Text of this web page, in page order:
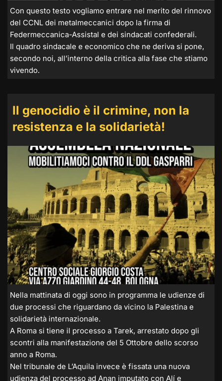
Con questo testo vogliamo entrare nel merito del rinnovo
del CCNL dei metalmeccanici dopo la firma di
Federmeccanica-Assistal e dei sindacati confederali.
Il quadro sindacale e economico che ne deriva si pone,
secondo noi, all’interno della critica alla fase che stiamo
vivendo.
Il genocidio è il crimine, non la
resistenza e la solidarietà!
Nella mattinata di oggi sono in programma le udienze di
due processi che riguardano da vicino la Palestina e
solidarietà internazionale.
A Roma si tiene il processo a Tarek, arrestato dopo gli
scontri alla manifestazione del 5 Ottobre dello scorso
anno a Roma.
Nel tribunale de L’Aquila invece è fissata una nuova
udienza del processo ad Anan imputato con Alí e